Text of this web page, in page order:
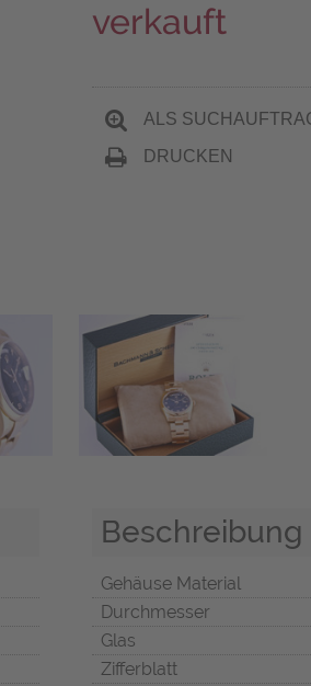
verkauft
ALS
DRUCKEN
Beschreibung
Gehäuse Material
Durchmesser
Glas
Zifferblatt